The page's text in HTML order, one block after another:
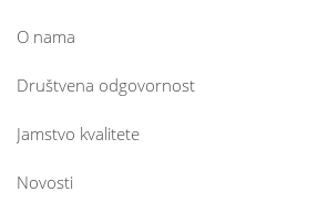
O nama
Društvena odgovornost
Jamstvo kvalitete
Novosti